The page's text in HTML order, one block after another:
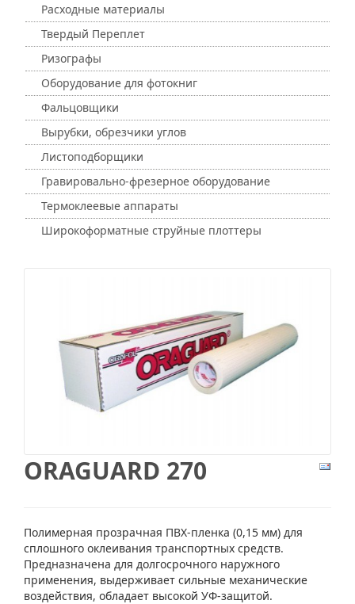
Расходные материалы
Твердый Переплет
Ризографы
Оборудование для фотокниг
Фальцовщики
Вырубки, обрезчики углов
Листоподборщики
Гравировально-фрезерное оборудование
Термоклеевые аппараты
Широкоформатные струйные плоттеры
ORAGUARD 270
Полимерная прозрачная ПВХ-пленка (0,15 мм) для
сплошного оклеивания транспортных средств.
Предназначена для долгосрочного наружного
применения, выдерживает сильные механические
воздействия, обладает высокой УФ-защитой.